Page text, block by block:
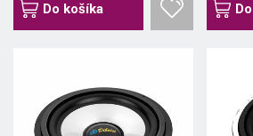
Do košíka